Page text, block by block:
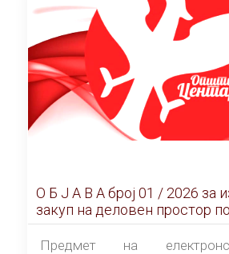
О Б Ј А В А брoj 01 / 2026 за
закуп на деловен простор
ЕЛЕКТРОНСКО ЈАВНО
Предмет на